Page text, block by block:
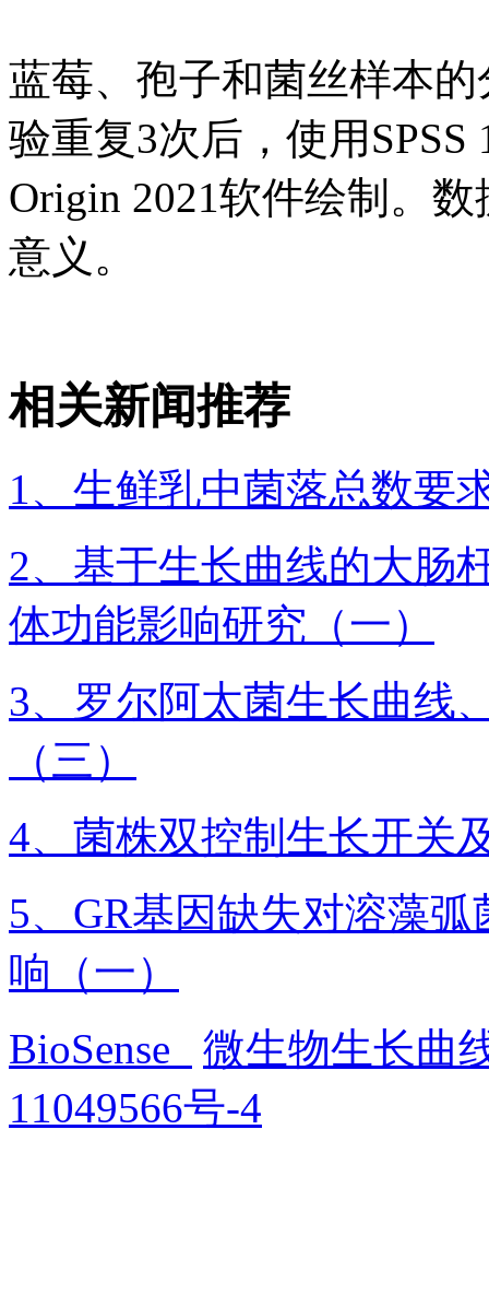
蓝莓、孢子和菌丝样本
验重复3次后，使用
Origin 2021软件绘制。
意义。
相关新闻推荐
1、生鲜乳中菌落总数要
2、基于生长曲线的大肠
体功能影响研究（一）
3、罗尔阿太菌生长曲线
（三）
4、菌株双控制生长开关
5、GR基因缺失对溶藻
响（一）
BioSense
微生物生长曲
11049566号-4